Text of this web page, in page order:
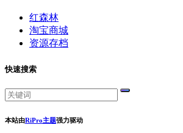
红森林
淘宝商城
资源存档
快速搜索
本站由RiPro主题强力驱动